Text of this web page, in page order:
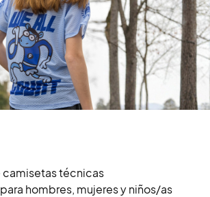
técnicas
hombres, mujeres y niños/as